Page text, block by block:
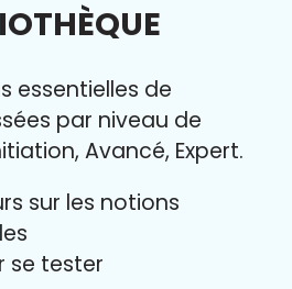
essentielles de
par niveau de
Avancé, Expert.
sur les notions
se tester